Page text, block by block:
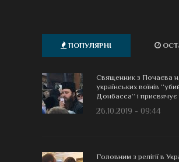
ПОПУЛЯРНІ
Священник з Почаєва
українських воїнів
Донбасса” і присвячує
26.10.2019 - 09:44
Головним з релігії в